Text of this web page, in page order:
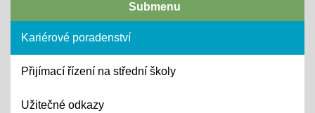
Submenu
Kariérové poradenství
Přijímací řízení na střední školy
Užitečné odkazy